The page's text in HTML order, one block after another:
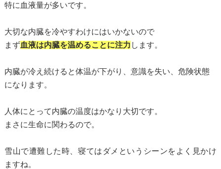
特に血液量が多いです。
大切な内臓を冷やすわけにはいかないので
まず血液は内臓を温めることに注力 します。
内臓が冷え続けると体温が下がり、意識を失い、危険状態
になります。
人体にとって内臓の温度はかなり大切です。
まさに生命に関わるので。
雪山で遭難した時、寝てはダメというシーンをよく見かけ
ますね。